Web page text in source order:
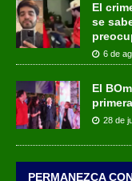
El
se
6 de
El
28 de
PERMANEZCA